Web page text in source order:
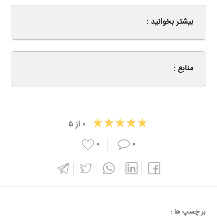
بیشتر بخوانید :
منابع :
۰ از۵
۰
۰
بر چسپ ها :